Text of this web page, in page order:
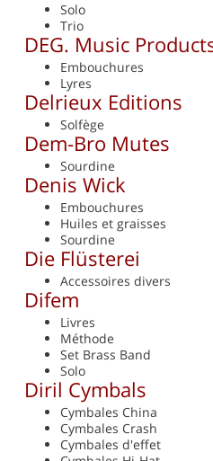
Solo
Trio
DEG. Music
Embouchures
Lyres
Delrieux Editions
Solfège
Dem-Bro Mutes
Sourdine
Denis Wick
Embouchures
Huiles et graisses
Sourdine
Die Flüsterei
Accessoires divers
Difem
Livres
Méthode
Set Brass Band
Solo
Diril Cymbals
Cymbales China
Cymbales Crash
Cymbales d'effet